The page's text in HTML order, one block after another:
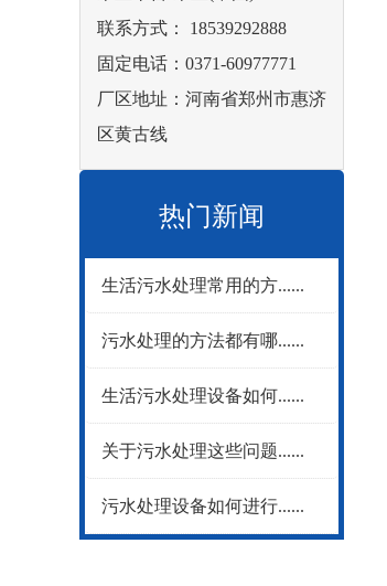
联系方式： 18539292888
固定电话：0371-60977771
厂区地址：河南省郑州市惠济
区黄古线
热门新闻
生活污水处理常用的方......
污水处理的方法都有哪......
生活污水处理设备如何......
关于污水处理这些问题......
污水处理设备如何进行......